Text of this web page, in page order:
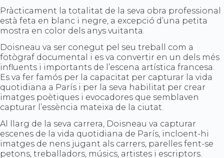
Pràcticament la totalitat de la seva obra professional
està feta en blanc i negre, a excepció d’una petita
mostra en color dels anys vuitanta.
Doisneau va ser conegut pel seu treball com a
fotògraf documental i es va convertir en un dels més
influents i importants de l’escena artística francesa.
Es va fer famós per la capacitat per capturar la vida
quotidiana a París i per la seva habilitat per crear
imatges poètiques i evocadores que semblaven
capturar l’essència mateixa de la ciutat.
Al llarg de la seva carrera, Doisneau va capturar
escenes de la vida quotidiana de París, incloent-hi
imatges de nens jugant als carrers, parelles fent-se
petons, treballadors, músics, artistes i escriptors.